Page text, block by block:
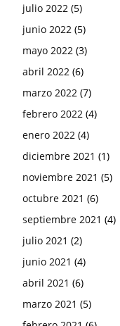
julio 2022 (5)
junio 2022 (5)
mayo 2022 (3)
abril 2022 (6)
marzo 2022 (7)
febrero 2022 (4)
enero 2022 (4)
diciembre 2021 (1)
noviembre 2021 (5)
octubre 2021 (6)
septiembre 2021 (4)
julio 2021 (2)
junio 2021 (4)
abril 2021 (6)
marzo 2021 (5)